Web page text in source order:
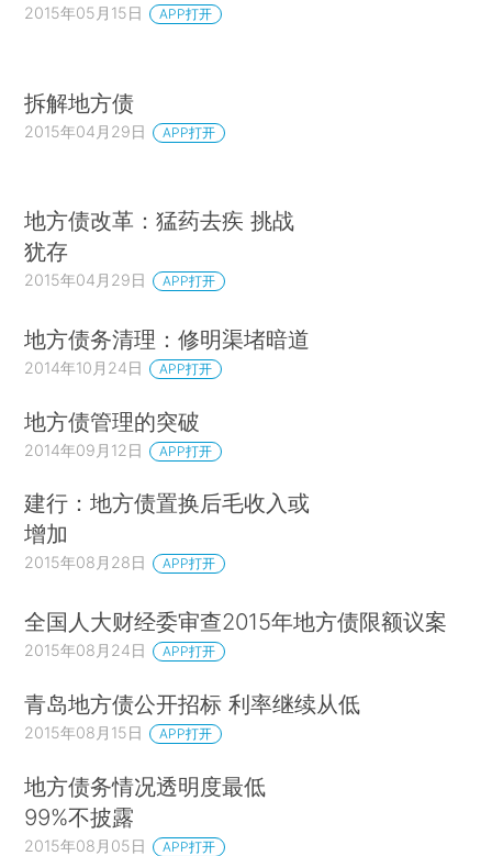
2015年05月15日 APP打开
拆解地方债
2015年04月29日 APP打开
地方债改革：猛药去疾 挑战
犹存
2015年04月29日 APP打开
地方债务清理：修明渠堵暗道
2014年10月24日 APP打开
地方债管理的突破
2014年09月12日 APP打开
建行：地方债置换后毛收入或
增加
2015年08月28日 APP打开
全国人大财经委审查2015年地方债限额议案
2015年08月24日 APP打开
青岛地方债公开招标 利率继续从低
2015年08月15日 APP打开
地方债务情况透明度最低
99%不披露
2015年08月05日 APP打开